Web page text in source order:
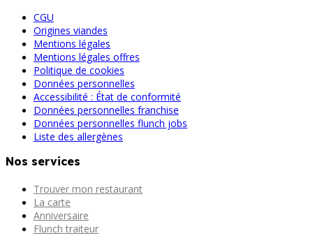
CGU
Origines viandes
Mentions légales
Mentions légales offres
Politique de cookies
Données personnelles
Accessibilité : État de conformité
Données personnelles franchise
Données personnelles flunch jobs
Liste des allergènes
Nos services
Trouver mon restaurant
La carte
Anniversaire
Flunch traiteur